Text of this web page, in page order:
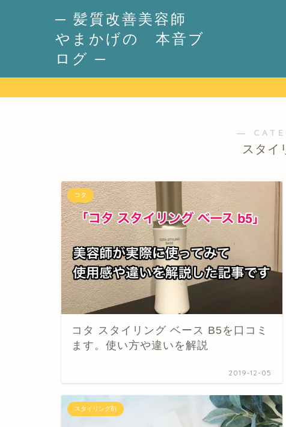
─ 髪質改善美容師
やまかげの 本音ブ
ログ ─
―
スタイ
コタ
コタ スタイリング ベース B5を口コミ
ます。使い方や違いを解説
2019-12-05
スタイリング剤